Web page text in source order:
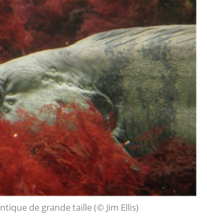
de grande taille (© Jim Ellis)